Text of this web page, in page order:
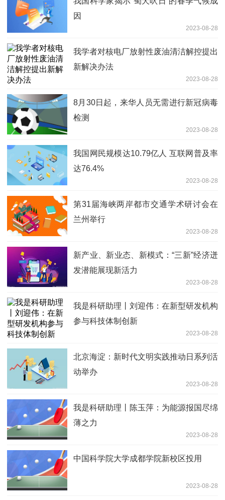
因
2023-08-28
我学者对核电厂放射性废油清洁解控提出
新解决办法
2023-08-28
8月30日起，来华人员无需进行新冠病毒
检测
2023-08-28
我国网民规模达10.79亿人 互联网普及率
达76.4%
2023-08-28
第31届海峡两岸都市交通学术研讨会在
兰州举行
2023-08-28
新产业、新业态、新模式：“三新”经济迸
发潜能展现新活力
2023-08-28
我是科研助理丨刘迎伟：在新型研发机构
参与科技体制创新
2023-08-28
北京海淀：新时代文明实践推动日系列活
动举办
2023-08-28
我是科研助理丨陈玉萍：为能源报国尽绵
薄之力
2023-08-28
中国科学院大学成都学院新校区投用
2023-08-28